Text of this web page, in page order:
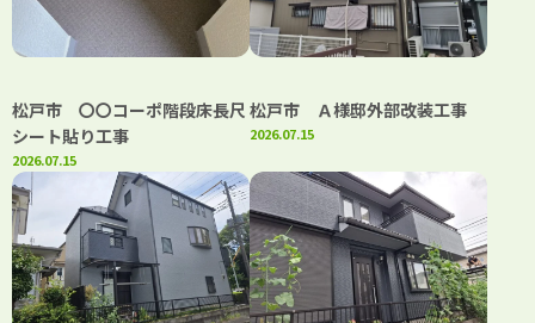
松戸市 〇〇コーポ階段床長尺
シート貼り工事
2026.07.15
松戸市 Ａ様邸外部改装工事
2026.07.15